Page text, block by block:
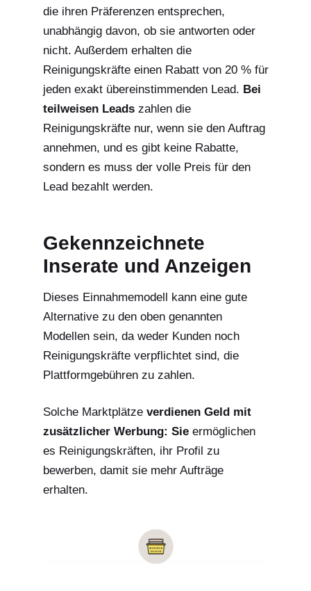
die ihren Präferenzen entsprechen,
unabhängig davon, ob sie antworten oder
nicht. Außerdem erhalten die
Reinigungskräfte einen Rabatt von 20 % für
jeden exakt übereinstimmenden Lead. Bei
teilweisen Leadszahlen die
Reinigungskräfte nur, wenn sie den Auftrag
annehmen, und es gibt keine Rabatte,
sondern es muss der volle Preis für den
Lead bezahlt werden.
Gekennzeichnete
Inserate und Anzeigen
Dieses Einnahmemodell kann eine gute
Alternative zu den oben genannten
Modellen sein, da weder Kunden noch
Reinigungskräfte verpflichtet sind, die
Plattformgebühren zu zahlen.
Solche Marktplätze verdienen Geld mit
zusätzlicher Werbung: Sieermöglichen
es Reinigungskräften, ihr Profil zu
bewerben, damit sie mehr Aufträge
erhalten.